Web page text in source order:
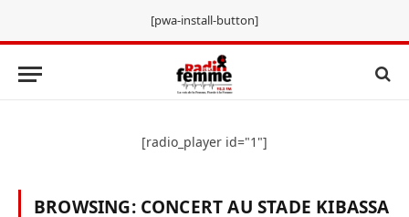
[pwa-install-button]
[radio_player id="1"]
BROWSING: CONCERT AU STADE KIBASSA